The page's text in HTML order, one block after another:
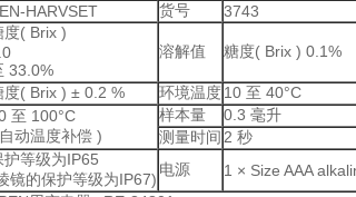
HARVSET 货号 3743
度( Brix )
33.0%
溶解值 糖度( Brix ) 0.1%
度( Brix ) ±0.2 % 环境温度 10 至 40°C
至 100°C
自动温度补偿)
样本量 0.3 毫升
测量时间 2 秒
护等级为IP65
镜的保护等级为IP67)
电源 1 × Size AAA